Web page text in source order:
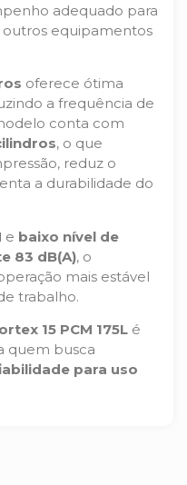
adequado para
equipamentos
oferece ótima
a frequência de
conta com
, o que
reduz o
a durabilidade do
e baixo nível de
83 dB(A), o
mais estável
trabalho.
15 PCM 175L é
quem busca
para uso